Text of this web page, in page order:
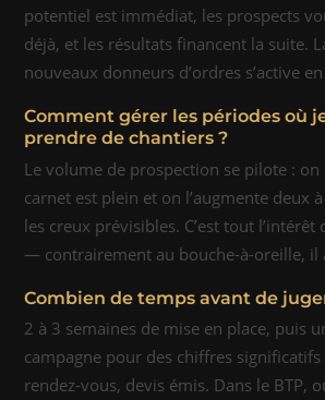
potentiel est immédiat, les prospects
déjà, et les résultats financent la suite.
nouveaux donneurs d’ordres s’active
Comment gérer les périodes où
prendre de chantiers ?
Le volume de prospection se pilote :
carnet est plein et on l’augmente deux
les creux prévisibles. C’est tout l’intérêt
— contrairement au bouche-à-oreille, il
Combien de temps avant de
2 à 3 semaines de mise en place, puis
campagne pour des chiffres
rendez-vous, devis émis. Dans le BTP,